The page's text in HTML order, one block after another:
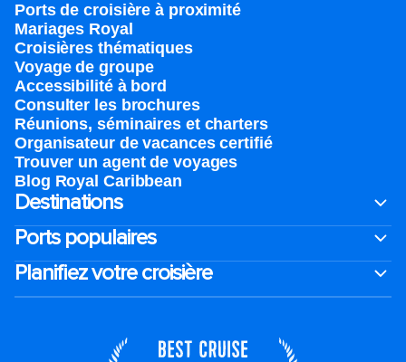
Ports de croisière à proximité
Mariages Royal
Croisières thématiques
Voyage de groupe​
Accessibilité à bord​
Consulter les brochures
Réunions, séminaires et charters
Organisateur de vacances certifié
Trouver un agent de voyages
Blog Royal Caribbean
Destinations
Ports populaires
Planifiez votre croisière